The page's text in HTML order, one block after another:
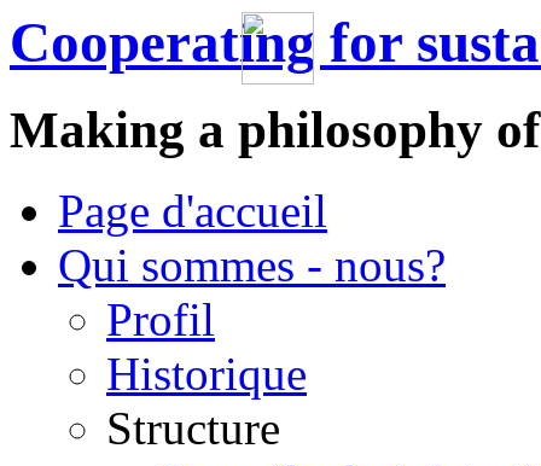
Cooperating for
Making a philosophy
Page d'accueil
Qui sommes - nous?
Profil
Historique
Structure